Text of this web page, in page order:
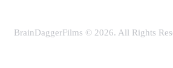
BrainDaggerFilms © 2026. All Rights